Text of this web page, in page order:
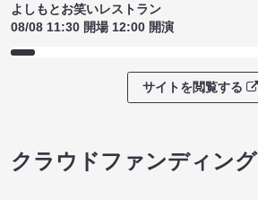
よしもとお笑いレストラン
08/08 11:30 開場 12:00 開演
サイトを閲覧する
クラウドファンディング